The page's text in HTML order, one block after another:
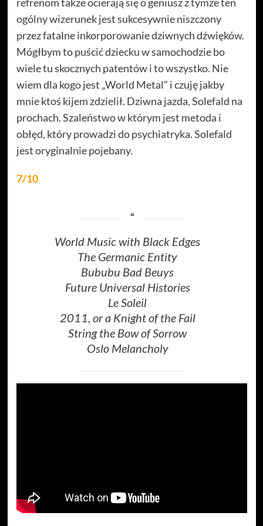
ogólny wizerunek jest sukcesywnie niszczony
przez fatalne inkorporowanie dziwnych dźwięków.
Mógłbym to puścić dziecku w samochodzie bo
wiele tu skocznych patentów i to wszystko. Nie
wiem dla kogo jest „World Metal” i czuję jakby
mnie ktoś kijem zdzielił. Dziwna jazda, Solefald na
prochach. Szaleństwo w którym jest metoda i
obłęd, który prowadzi do psychiatryka. Solefald
jest oryginalnie pojebany.
7/10
World Music with Black Edges
The Germanic Entity
Bububu Bad Beuys
Future Universal Histories
Le Soleil
2011, or a Knight of the Fail
String the Bow of Sorrow
Oslo Melancholy